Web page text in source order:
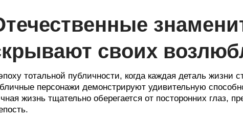
своих
тотальной публичности, когда каждая деталь жизни
персонажи демонстрируют удивительную
жизнь тщательно оберегается от посторонних глаз,